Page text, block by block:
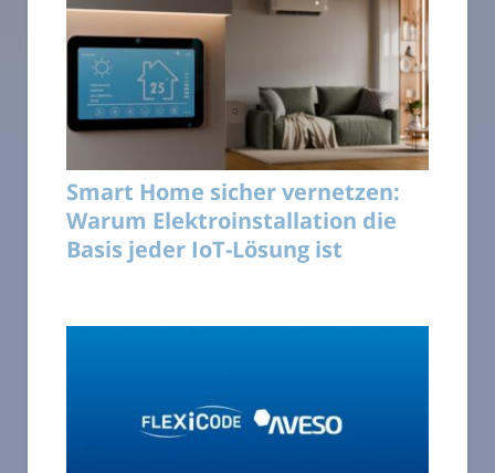
Smart Home sicher vernetzen:
Warum Elektroinstallation die
Basis jeder IoT-Lösung ist